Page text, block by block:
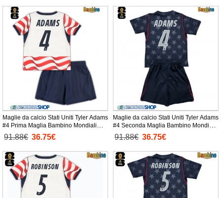
Maglie da calcio Stati Uniti Tyler Adams
#4 Prima Maglia Bambino Mondiali
2026 Manica Corta + Pantaloni corti)
91.88€ 36.75€
Maglie da calcio Stati Uniti Tyler Adams
#4 Seconda Maglia Bambino Mondiali
2026 Manica Corta + Pantaloni corti)
91.88€ 36.75€